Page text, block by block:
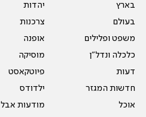
בארץ
בעולם
משפט ופלילים
כלכלה ונדל"ן
דעות
חדשות המגזר
אוכל
יהדות
צרכנות
אופנה
מוסיקה
פיוטקאסט
ילדודס
מודעות אבל